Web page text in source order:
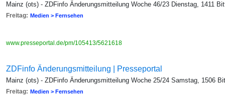
Mainz (ots) - ZDFinfo Änderungsmitteilung Woche 46/23 Dienstag, 1411
Freitag: Medien > Fernsehen
www.presseportal.de/pm/105413/5621618
ZDFinfo Änderungsmitteilung | Presseportal
Mainz (ots) - ZDFinfo Änderungsmitteilung Woche 25/24 Samstag, 1506
Freitag: Medien > Fernsehen